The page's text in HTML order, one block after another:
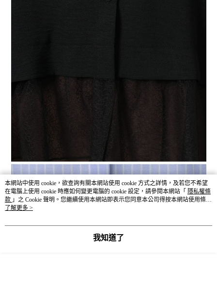
本網站中使用 cookie，欲查詢有關本網站使用 cookie 方式之詳情，及若您不希望
在電腦上使用 cookie 時應如何變更電腦的 cookie 設定，請參閱本網站「 隱私權條
款 」之 Cookie 聲明。您繼續使用本網站即表示您同意本公司得按本網站使用條款
之 Cookie 聲明使用 cookie。
了解更多 >
我知道了